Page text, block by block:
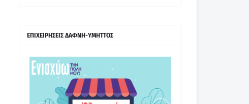
ΕΠΙΧΕΙΡΗΣΕΙΣ ΔΑΦΝΗ-ΥΜΗΤΤΟΣ